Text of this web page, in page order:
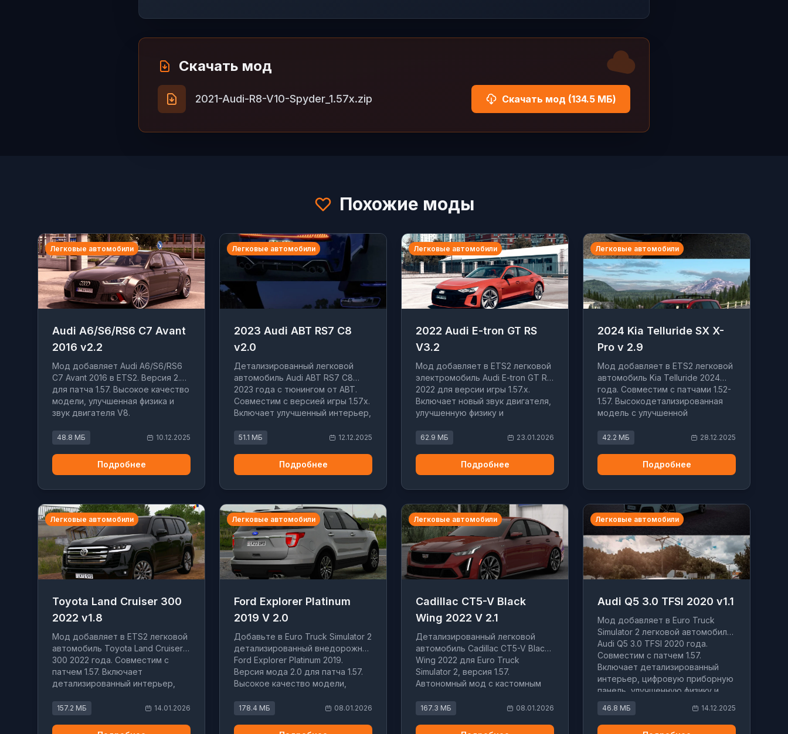
Скачать мод
2021-Audi-R8-V10-Spyder_1.57x.zip Скачать мод (134.5 МБ)
Похожие моды
Легковые автомобили
Audi A6/S6/RS6 C7 Avant
2016 v2.2
Мод добавляет Audi A6/S6/RS6
C7 Avant 2016 в ETS2. Версия 2.2
для патча 1.57. Высокое качество
модели, улучшенная физика и
звук двигателя V8.
48.8 МБ 10.12.2025
Подробнее
Легковые автомобили
2023 Audi ABT RS7 C8
v2.0
Детализированный легковой
автомобиль Audi ABT RS7 C8
2023 года с тюнингом от ABT.
Совместим с версией игры 1.57x.
Включает улучшенный интерьер,
51.1 МБ 12.12.2025
Подробнее
Легковые автомобили
2022 Audi E-tron GT RS
V3.2
Мод добавляет в ETS2 легковой
электромобиль Audi E-tron GT RS
2022 для версии игры 1.57.x.
Включает новый звук двигателя,
улучшенную физику и
62.9 МБ 23.01.2026
Подробнее
Легковые автомобили
2024 Kia Telluride SX X-
Pro v 2.9
Мод добавляет в ETS2 легковой
автомобиль Kia Telluride 2024
года. Совместим с патчами 1.52-
1.57. Высокодетализированная
модель с улучшенной
42.2 МБ 28.12.2025
Подробнее
Легковые автомобили
Toyota Land Cruiser 300
2022 v1.8
Мод добавляет в ETS2 легковой
автомобиль Toyota Land Cruiser
300 2022 года. Совместим с
патчем 1.57. Включает
детализированный интерьер,
варианта цвета салона.
157.2 МБ 14.01.2026
Легковые автомобили
Ford Explorer Platinum
2019 V 2.0
Добавьте в Euro Truck Simulator 2
детализированный внедорожник
Ford Explorer Platinum 2019.
Версия мода 2.0 для патча 1.57.
Высокое качество модели,
функциональный цифровой
интерфейс.
178.4 МБ 08.01.2026
Легковые автомобили
Cadillac CT5-V Black
Wing 2022 V 2.1
Детализированный легковой
автомобиль Cadillac CT5-V Black
Wing 2022 для Euro Truck
Simulator 2, версия 1.57.
Автономный мод с кастомным
характеристиками.
167.3 МБ 08.01.2026
Легковые автомобили
Audi Q5 3.0 TFSI 2020 v1.1
Мод добавляет в Euro Truck
Simulator 2 легковой автомобиль
Audi Q5 3.0 TFSI 2020 года.
Совместим с патчем 1.57.
Включает детализированный
интерьер, цифровую приборную
панель, улучшенную физику и
настройку двигателя.
46.8 МБ 14.12.2025